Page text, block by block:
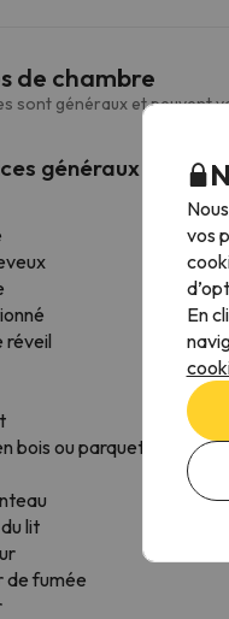
de chambre
sont généraux et peuvent
généraux des
réveil
bois ou parquet
lit
fumée
vos
En